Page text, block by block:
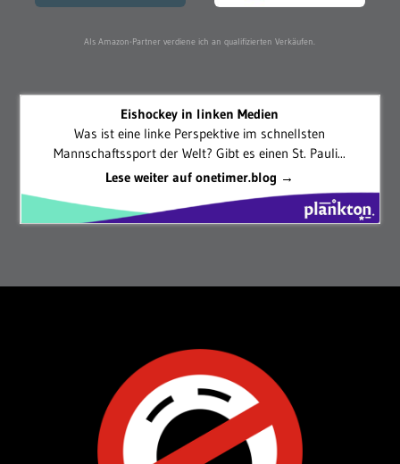
Als Amazon-Partner verdiene ich an qualifizierten Verkäufen.
Eishockey in linken Medien
Was ist eine linke Perspektive im schnellsten
Mannschaftssport der Welt? Gibt es einen St. Pauli...
Lese weiter auf onetimer.blog →